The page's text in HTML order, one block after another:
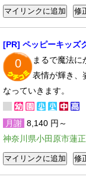
[PR] ペッピーキッズ
0
まるで魔法
表情が輝き、
なっていきます。
月謝 8,140 円～
神奈川県小田原市蓮